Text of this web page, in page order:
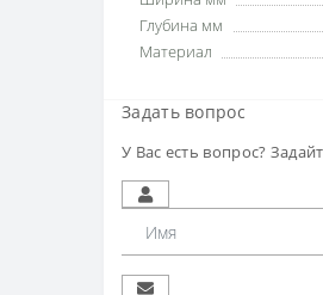
Глубина мм
Материал
Задать вопрос
У Вас есть вопрос?